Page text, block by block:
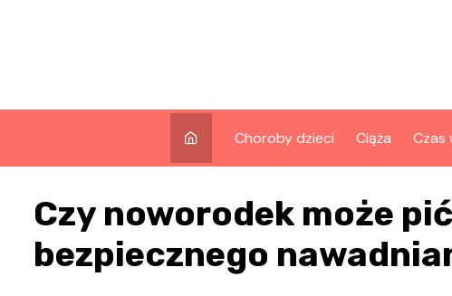
Choroby dzieci Ciąża Czas
Czy noworodek może
bezpiecznego